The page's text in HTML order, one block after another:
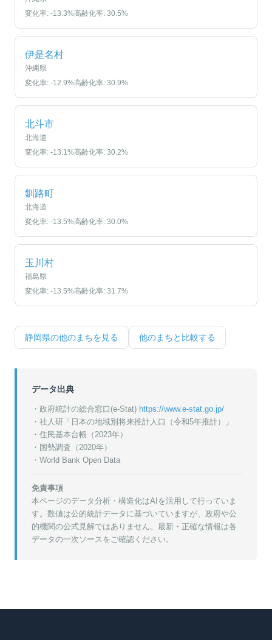
変化率: -13.3%高齢化率: 30.5%
伊是名村
沖縄県
変化率: -12.9%高齢化率: 30.9%
北斗市
北海道
変化率: -13.1%高齢化率: 30.2%
釧路町
北海道
変化率: -13.5%高齢化率: 30.0%
玉川村
福島県
変化率: -13.5%高齢化率: 31.7%
静岡県の他のまちを見る 他のまちと比較する
データ出典
・政府統計の総合窓口(e-Stat) https://www.e-stat.go.jp/
・ 社人研「日本の地域別将来推計人口（令和5年推計）」
・ 住民基本台帳（2023年）
・ 国勢調査（2020年）
・World Bank Open Data
免責事項
本ページのデータ分析・構造化はAIを活用して行っていま
す。数値は公的統計データに基づいていますが、政府や公
的機関の公式見解ではありません。最新・正確な情報は各
データの一次ソースをご確認ください。